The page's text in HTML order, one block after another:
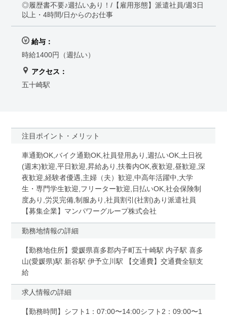
◎履歴書不要♪週払いあり！/【雇用形態】派遣社員/週3日
以上・4時間/日からのお仕事
給与：
時給1400円（週払い）
アクセス：
五十崎駅
注目ポイント・メリット
車通勤OK,バイク通勤OK,社員登用あり,週払いOK,土日祝
(週末)歓迎,平日歓迎,昇給あり,扶養内OK,夜歓迎,昼歓迎,深
夜歓迎,経験者優遇,主婦（夫）歓迎,中高年活躍中,大学
生・専門学生歓迎,フリーター歓迎,日払いOK,社会保険制
度あり,労災完備,制服あり,社員割引(社割)あり派遣社員
【募集企業】マンパワーグループ株式会社
勤務地情報の詳細
【勤務地住所】愛媛県喜多郡内子町五十崎駅 内子駅 喜多
山(愛媛県)駅 新谷駅 伊予立川駅 【交通費】交通費全額支
給
求人情報の詳細
【勤務時間】シフト1：07:00〜14:00シフト2：09:00〜1